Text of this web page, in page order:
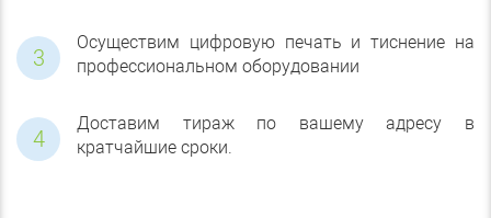
Осуществим цифровую печать и тиснение на
профессиональном оборудовании
Доставим тираж по вашему адресу в
кратчайшие сроки.